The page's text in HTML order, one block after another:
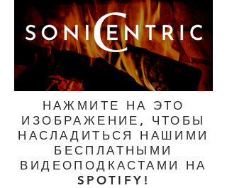
НАЖМИТЕ НА ЭТО
ИЗОБРАЖЕНИЕ, ЧТОБЫ
НАСЛАДИТЬСЯ НАШИМИ
БЕСПЛАТНЫМИ
ВИДЕОПОДКАСТАМИ НА
SPOTIFY!